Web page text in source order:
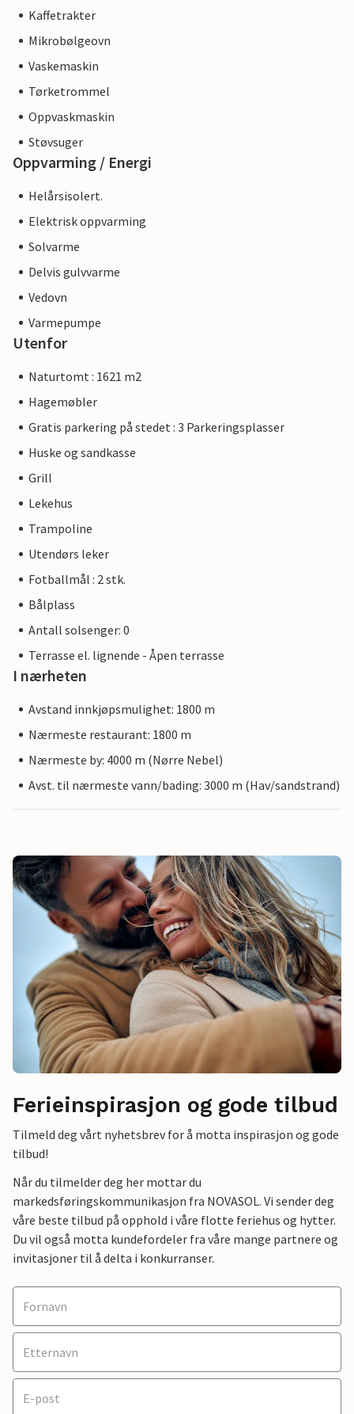
Kaffetrakter
Mikrobølgeovn
Vaskemaskin
Tørketrommel
Oppvaskmaskin
Støvsuger
Oppvarming / Energi
Helårsisolert.
Elektrisk oppvarming
Solvarme
Delvis gulvvarme
Vedovn
Varmepumpe
Utenfor
Naturtomt : 1621 m2
Hagemøbler
Gratis parkering på stedet : 3 Parkeringsplasser
Huske og sandkasse
Grill
Lekehus
Trampoline
Utendørs leker
Fotballmål : 2 stk.
Bålplass
Antall solsenger: 0
Terrasse el. lignende - Åpen terrasse
I nærheten
Avstand innkjøpsmulighet: 1800 m
Nærmeste restaurant: 1800 m
Nærmeste by: 4000 m (Nørre Nebel)
Avst. til nærmeste vann/bading: 3000 m (Hav/sandstrand)
Ferieinspirasjon og gode tilbud
Tilmeld deg vårt nyhetsbrev for å motta inspirasjon og gode
tilbud!
Når du tilmelder deg her mottar du
markedsføringskommunikasjon fra NOVASOL. Vi sender deg
våre beste tilbud på opphold i våre flotte feriehus og hytter.
Du vil også motta kundefordeler fra våre mange partnere og
invitasjoner til å delta i konkurranser.